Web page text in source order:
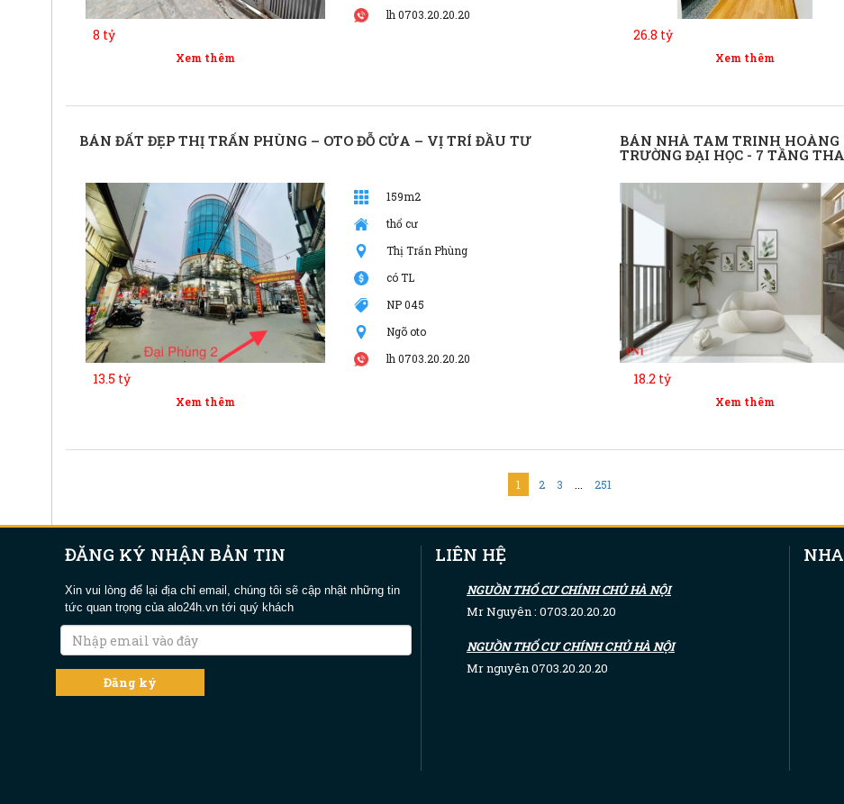
8 tỷ
Xem thêm
lh 0703.20.20.20
26.8 tỷ
Xem thêm
BÁN ĐẤT ĐẸP THỊ TRẤN PHÙNG – OTO ĐỖ CỬA – VỊ TRÍ ĐẦU TƯ
13.5 tỷ
Xem thêm
159m2
thổ cư
Thị Trấn Phùng
có TL
NP 045
Ngõ oto
lh 0703.20.20.20
BÁN NHÀ TAM TRINH HOÀNG
TRƯỜNG ĐẠI HỌC - 7 TẦNG
18.2 tỷ
Xem thêm
1 2 3 251
ĐĂNG KÝ NHẬN BẢN TIN
Xin vui lòng để lại địa chỉ email, chúng tôi sẽ cập nhật những tin
tức quan trọng của alo24h.vn tới quý khách
LIÊN HỆ
NGUỒN THỔ CƯ CHÍNH CHỦ HÀ NỘI
Mr Nguyên : 0703.20.20.20
NGUỒN THỔ CƯ CHÍNH CHỦ HÀ NỘI
Mr nguyên 0703.20.20.20